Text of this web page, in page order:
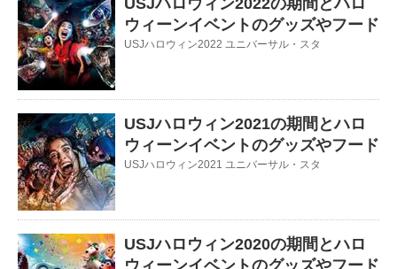
USJハロウィン2022の期間とハロ
ウィーンイベントのグッズやフード
USJハロウィン2022 ユニバーサル・スタ
USJハロウィン2021の期間とハロ
ウィーンイベントのグッズやフード
USJハロウィン2021 ユニバーサル・スタ
USJハロウィン2020の期間とハロ
ウィーンイベントのグッズやフード